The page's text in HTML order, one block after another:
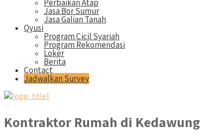
Perbaikan Atap
Jasa Bor Sumur
Jasa Galian Tanah
Qyusi
Program Cicil Syariah
Program Rekomendasi
Loker
Berita
Contact
Jadwalkan Survey
Kontraktor Rumah di Kedawung